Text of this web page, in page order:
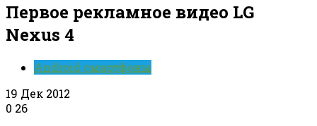
Первое рекламное видео LG
Nexus 4
Android смартфоны
19 Дек 2012
0 26